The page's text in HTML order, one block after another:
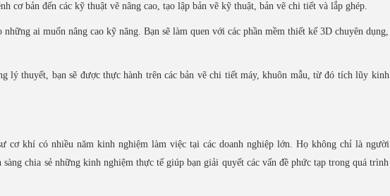
cơ bản đến các kỹ thuật vẽ nâng cao, tạo lập bản vẽ kỹ thuật, bản vẽ chi tiết và lắp ghép.
ai muốn nâng cao kỹ năng. Bạn sẽ làm quen với các phần mềm thiết kế 3D chuyên dụng,
lý thuyết, bạn sẽ được thực hành trên các bản vẽ chi tiết máy, khuôn mẫu, từ đó tích lũy kinh
cơ khí có nhiều năm kinh nghiệm làm việc tại các doanh nghiệp lớn. Họ không chỉ là người
chia sẻ những kinh nghiệm thực tế giúp bạn giải quyết các vấn đề phức tạp trong quá trình